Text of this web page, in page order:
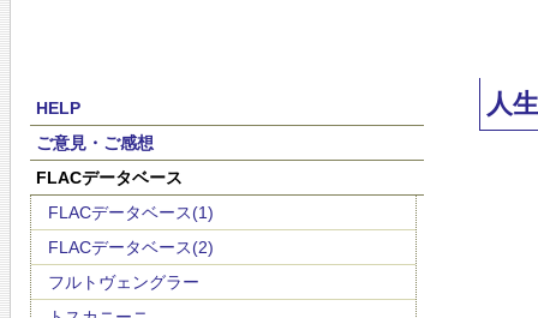
HELP
ご意見・ご感想
FLACデータベース
FLACデータベース(1)
FLACデータベース(2)
フルトヴェングラー
人